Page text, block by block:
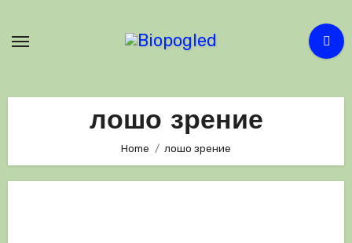
лошо зрение
Home лошо зрение